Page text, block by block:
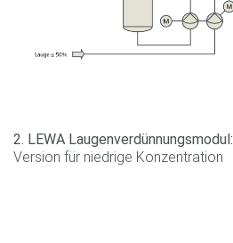
2. LEWA Laugenverdünnungsmodul:
Version für niedrige Konzentration